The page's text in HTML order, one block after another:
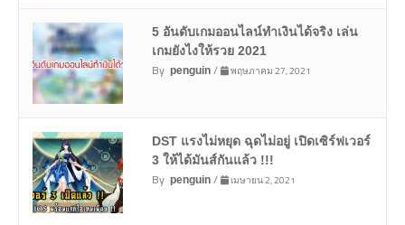
5 อันดับเกมออนไลน์ทำเงินได้จริง เล่น
เกมยังไงให้รวย 2021
By penguin/ พฤษภาคม 27, 2021
DST แรงไม่หยุด ฉุดไม่อยู่ เปิดเซิร์ฟเวอร์
3 ให้ได้มันส์กันแล้ว !!!
By penguin/ เมษายน 2, 2021